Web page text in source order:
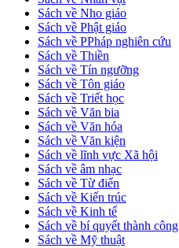
Sách về Nho giáo
Sách về Phật giáo
Sách về PPháp nghiên cứu
Sách về Thiền
Sách về Tín ngưỡng
Sách về Tôn giáo
Sách về Triết học
Sách về Văn bia
Sách về Văn hóa
Sách về Văn kiện
Sách về lĩnh vực Xã hội
Sách về âm nhạc
Sách về Từ điển
Sách về Kiến trúc
Sách về Kinh tế
Sách về bí quyết thành công
Sách về Mỹ thuật